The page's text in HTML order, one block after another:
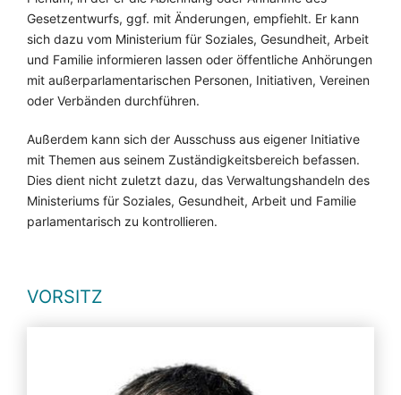
Gesetzentwurfs, ggf. mit Änderungen, empfiehlt. Er kann
sich dazu vom Ministerium für Soziales, Gesundheit, Arbeit
und Familie informieren lassen oder öffentliche Anhörungen
mit außerparlamentarischen Personen, Initiativen, Vereinen
oder Verbänden durchführen.
Außerdem kann sich der Ausschuss aus eigener Initiative
mit Themen aus seinem Zuständigkeitsbereich befassen.
Dies dient nicht zuletzt dazu, das Verwaltungshandeln des
Ministeriums für Soziales, Gesundheit, Arbeit und Familie
parlamentarisch zu kontrollieren.
VORSITZ